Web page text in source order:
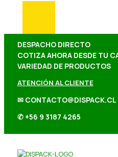
DESPACHO DIRECTO
COTIZA AHORA DESDE TU
VARIEDAD DE PRODUCTOS
ATENCIÓN AL CLIENTE
✉ CONTACTO@DISPACK.CL
✆ +56 9 3187 4265